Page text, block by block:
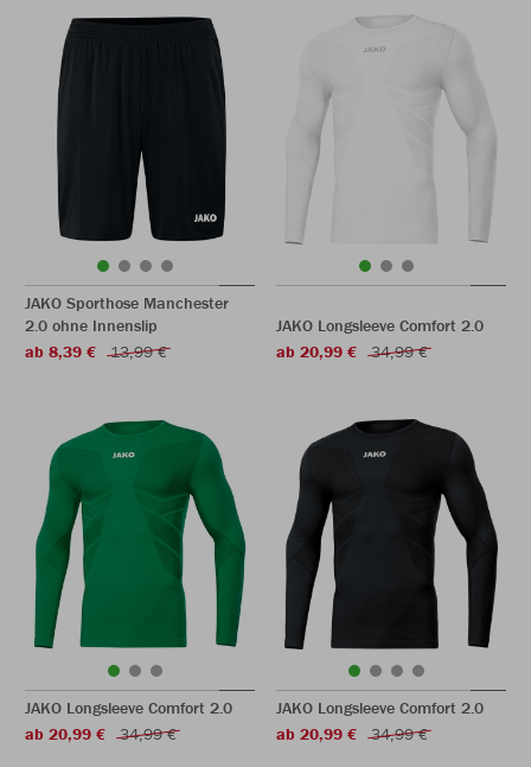
JAKO Sporthose Manchester
2.0 ohne Innenslip
ab 8,39 €
13,99 €
JAKO Longsleeve Comfort 2.0
ab 20,99 €
34,99 €
JAKO Longsleeve Comfort 2.0
ab 20,99 €
34,99 €
JAKO Longsleeve Comfort 2.0
ab 20,99 €
34,99 €